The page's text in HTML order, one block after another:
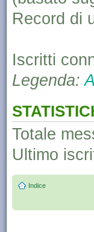
Record di
Iscritti
Legenda:
Totale
Ultimo
Indice